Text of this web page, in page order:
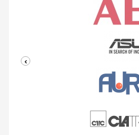
‹